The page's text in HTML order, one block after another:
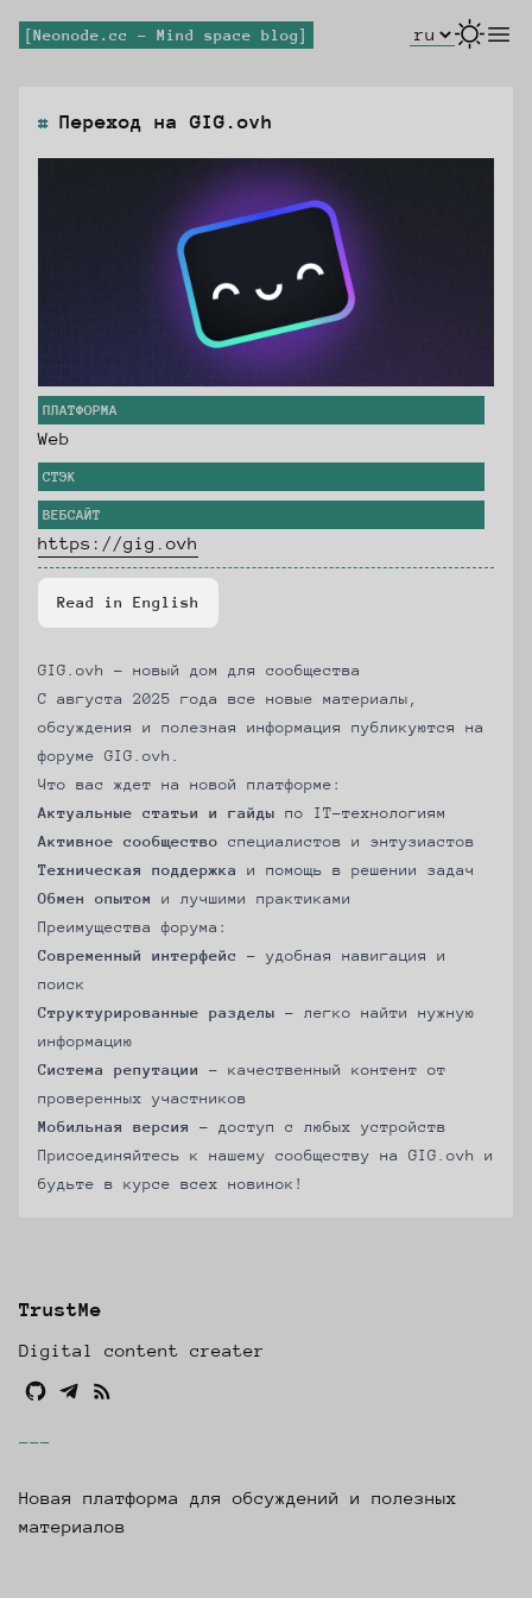
Neonode.cc - Mind space blog Select open
Переход на GIG.ovh
ПЛАТФОРМА
Web
СТЭК
ВЕБСАЙТ
https://gig.ovh
Read in English
GIG.ovh - новый дом для сообщества
С августа 2025 года все новые материалы,
обсуждения и полезная информация публикуются на
форуме GIG.ovh .
Что вас ждет на новой платформе:
Актуальные статьи и гайды по IT-технологиям
Активное сообщество специалистов и энтузиастов
Техническая поддержка
и помощь в решении задач
Обмен опытом
и лучшими практиками
Преимущества форума:
Современный интерфейс
- удобная навигация и
поиск
Структурированные разделы - легко найти нужную
информацию
Система репутации
- качественный контент от
проверенных участников
Мобильная версия
- доступ с любых устройств
Присоединяйтесь к нашему сообществу на GIG.ovh
и
будьте в курсе всех новинок!
TrustMe
Digital content creater
---
Новая платформа для обсуждений и полезных
материалов